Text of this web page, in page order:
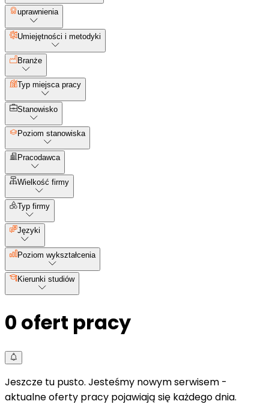
uprawnienia
Umiejętności i metodyki
Branże
Typ miejsca pracy
Stanowisko
Poziom stanowiska
Pracodawca
Wielkość firmy
Typ firmy
Języki
Poziom wykształcenia
Kierunki studiów
0 ofert pracy
Jeszcze tu pusto. Jesteśmy nowym serwisem -
aktualne oferty pracy pojawiają się każdego dnia.